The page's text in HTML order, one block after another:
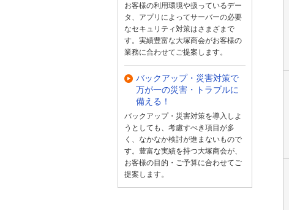
お客様の利用環境や扱っているデー
タ、アプリによってサーバーの必要
なセキュリティ対策はさまざまで
す。実績豊富な大塚商会がお客様の
業務に合わせてご提案します。
バックアップ・災害対策で
万が一の災害・トラブルに
備える！
バックアップ・災害対策を導入しよ
うとしても、考慮すべき項目が多
く、なかなか検討が進まないもので
す。豊富な実績を持つ大塚商会が、
お客様の目的・ご予算に合わせてご
提案します。